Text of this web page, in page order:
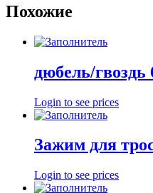
Похожие
дюбель/
Login to see prices
Зажим для
Login to see prices